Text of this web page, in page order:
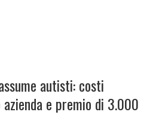
autisti: costi
e premio di 3.000